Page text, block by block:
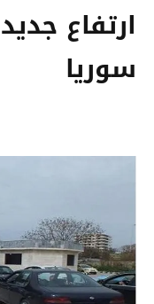
ارتفاع
سوريا